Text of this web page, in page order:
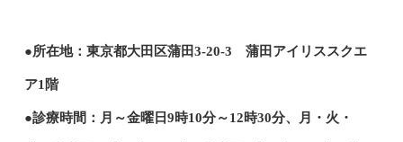
●所在地：東京都大田区蒲田3-20-3 蒲田アイリススクエ
ア1階
●診療時間：月～金曜日9時10分～12時30分、月・火・